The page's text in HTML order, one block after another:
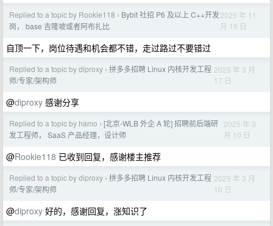
Replied to a topic by Rookie118 › Bybit 社招 P6 及以上 C++开发
岗， base 吉隆坡或者阿布扎比
2025 年 11
月 16 日
自顶一下，岗位待遇和机会都不错，走过路过不要错过
Replied to a topic by diproxy › 拼多多招聘 Linux 内核开发工程
师/专家/架构师
2025 年 3 月
17 日
@diproxy 感谢分享
Replied to a topic by hamo › [北京-WLB 外企 A 轮] 招聘前后端研
发工程师， SaaS 产品经理，设计师
2025 年 3
月 10 日
@Rookie118 已收到回复，感谢楼主推荐
Replied to a topic by diproxy › 拼多多招聘 Linux 内核开发工程
师/专家/架构师
2025 年 3 月
10 日
@diproxy 好的，感谢回复，涨知识了